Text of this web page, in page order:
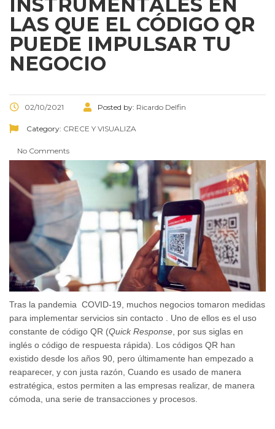
LAS QUE EL CÓDIGO QR
PUEDE IMPULSAR TU
NEGOCIO
02/10/2021 Posted by: Ricardo Delfin
Category: CRECE Y VISUALIZA
No Comments
Tras la pandemia COVID-19, muchos negocios tomaron medidas
para implementar servicios sin contacto . Uno de ellos es el uso
constante de código QR (Quick Response , por sus siglas en
inglés o código de respuesta rápida). Los códigos QR han
existido desde los años 90, pero últimamente han empezado a
reaparecer, y con justa razón, Cuando es usado de manera
estratégica, estos permiten a las empresas realizar, de manera
cómoda, una serie de transacciones y procesos.